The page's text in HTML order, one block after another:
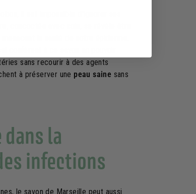
concoctée avec soin, se révèle être
la santé de notre épiderme.
confèrent à ce savon un pouvoir
sans recourir à des agents
à préserver une peau saine sans
la
infections
le savon de Marseille peut aussi